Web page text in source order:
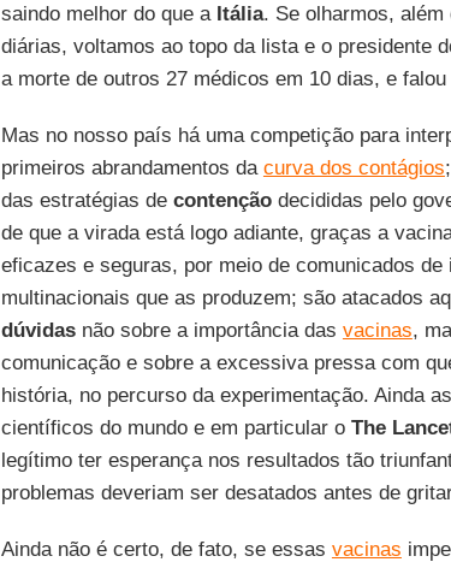
saindo melhor do que a Itália. Se olharmos,
diárias, voltamos ao topo da lista e o presidente
a morte de outros 27 médicos em 10 dias, e
Mas no nosso país há uma competição para
primeiros abrandamentos da curva dos contágios
das estratégias de contençãodecididas pelo
de que a virada está logo adiante, graças a
eficazes e seguras, por meio de comunicados
multinacionais que as produzem; são atacados
dúvidasnão sobre a importância das vacinas,
comunicação e sobre a excessiva pressa com
história, no percurso da experimentação. Ainda
científicos do mundo e em particular o The
legítimo ter esperança nos resultados tão
problemas deveriam ser desatados antes de
Ainda não é certo, de fato, se essas vacinas